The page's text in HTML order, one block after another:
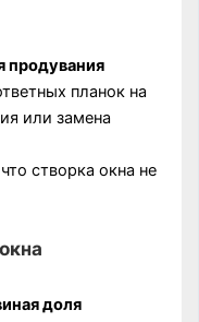
продувания
планок на
или замена
створка окна не
доля